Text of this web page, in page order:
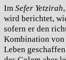
Im Sefer Yetzirah
wird berichtet,
sofern er den
Kombination von
Leben